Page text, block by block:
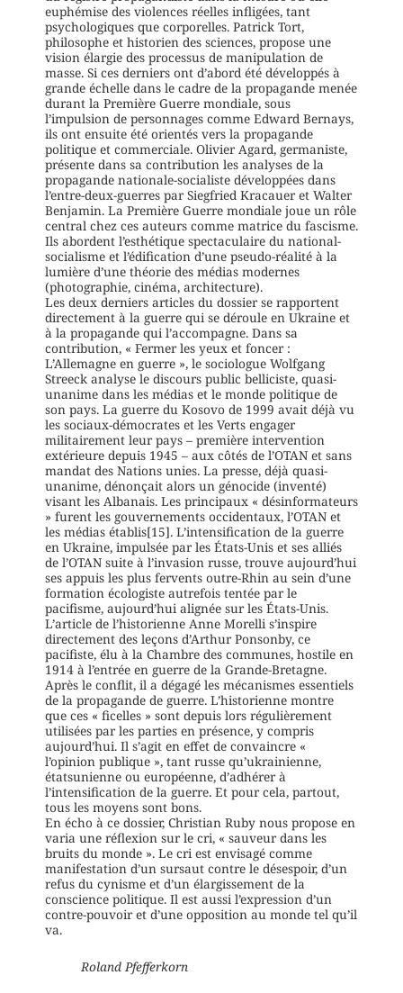
euphémise des violences réelles infligées, tant
psychologiques que corporelles. Patrick Tort,
philosophe et historien des sciences, propose une
vision élargie des processus de manipulation de
masse. Si ces derniers ont d’abord été développés à
grande échelle dans le cadre de la propagande menée
durant la Première Guerre mondiale, sous
l’impulsion de personnages comme Edward Bernays,
ils ont ensuite été orientés vers la propagande
politique et commerciale. Olivier Agard, germaniste,
présente dans sa contribution les analyses de la
propagande nationale-socialiste développées dans
l’entre-deux-guerres par Siegfried Kracauer et Walter
Benjamin. La Première Guerre mondiale joue un rôle
central chez ces auteurs comme matrice du fascisme.
Ils abordent l’esthétique spectaculaire du national-
socialisme et l’édification d’une pseudo-réalité à la
lumière d’une théorie des médias modernes
(photographie, cinéma, architecture).
Les deux derniers articles du dossier se rapportent
directement à la guerre qui se déroule en Ukraine et
à la propagande qui l’accompagne. Dans sa
contribution, « Fermer les yeux et foncer :
L’Allemagne en guerre », le sociologue Wolfgang
Streeck analyse le discours public belliciste, quasi-
unanime dans les médias et le monde politique de
son pays. La guerre du Kosovo de 1999 avait déjà vu
les sociaux-démocrates et les Verts engager
militairement leur pays – première intervention
extérieure depuis 1945 – aux côtés de l’OTAN et sans
mandat des Nations unies. La presse, déjà quasi-
unanime, dénonçait alors un génocide (inventé)
visant les Albanais. Les principaux « désinformateurs
» furent les gouvernements occidentaux, l’OTAN et
les médias établis[15]. L’intensification de la guerre
en Ukraine, impulsée par les États-Unis et ses alliés
de l’OTAN suite à l’invasion russe, trouve aujourd’hui
ses appuis les plus fervents outre-Rhin au sein d’une
formation écologiste autrefois tentée par le
pacifisme, aujourd’hui alignée sur les États-Unis.
L’article de l’historienne Anne Morelli s’inspire
directement des leçons d’Arthur Ponsonby, ce
pacifiste, élu à la Chambre des communes, hostile en
1914 à l’entrée en guerre de la Grande-Bretagne.
Après le conflit, il a dégagé les mécanismes essentiels
de la propagande de guerre. L’historienne montre
que ces « ficelles » sont depuis lors régulièrement
utilisées par les parties en présence, y compris
aujourd’hui. Il s’agit en effet de convaincre «
l’opinion publique », tant russe qu’ukrainienne,
étatsunienne ou européenne, d’adhérer à
l’intensification de la guerre. Et pour cela, partout,
tous les moyens sont bons.
En écho à ce dossier, Christian Ruby nous propose en
varia une réflexion sur le cri, « sauveur dans les
bruits du monde ». Le cri est envisagé comme
manifestation d’un sursaut contre le désespoir, d’un
refus du cynisme et d’un élargissement de la
conscience politique. Il est aussi l’expression d’un
contre-pouvoir et d’une opposition au monde tel qu’il
va.
Roland Pfefferkorn